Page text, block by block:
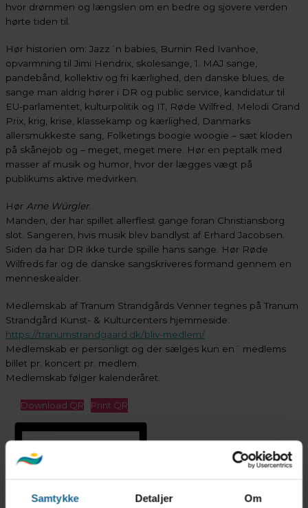
Samtykke Detaljer Om
hvor drømmen og længslen om en bedre og sjovere verden
hørte tiden til.
Hør historien om: Jazz´n babies, Burnin Red Ivanhoe,
opvarmning til Jimi Hendrix, skolesange, 1. MAJ sange,
pandebånd, kollektiv og fri kærlighed, den danske blues, de
sange man aldrig hører i DR og public service, kandidatur til
EU-parlamentet, kulturpolitik og IT, Røde Wilfred, Melodi Grand
Prix, krig, krise, klassekamp og kærlighed, Danmarks
allersmukkeste sang, Folketings boogie woogie – sæt kloden
på skånejob og – meget, meget mere. Hør en peptalk med
masser af musik og humor, hvor der lægges vægt på
publikums aktive medvirken.
Hør Arne Würgler.
Manden, der har spillet allerflest gange foran Christiansborg
slot. Sangeren, hvis musik blev bandlyst af Erhard Jacobsen.
Siden da har DR ikke turde spille hans sange. Hør Røde
Wilfreds far og de danske sangskriveres formand gennem en
menneskealder.
Medlemskab af Tranum Strandgårds Venner tegnes på Tranum
Strandgård Kunst- & Kulturcenters hjemmeside:
https://tranumstrandgaard.dk/bliv-medlem/
Medlemskab er personligt og der sælges kun en´ medlems
billet pr. koncert pr. medlem.
Medlemskab følger kalenderåret.
Download QR Print QR